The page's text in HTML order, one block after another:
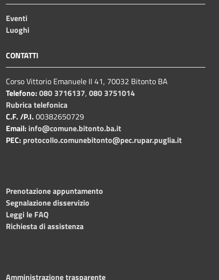
Eventi
Luoghi
CONTATTI
Corso Vittorio Emanuele II 41, 70032 Bitonto BA
Telefono:080 3716137, 080 3751014
Rubrica telefonica
C.F. /P.I.00382650729
Email: info@comune.bitonto.ba.it
PEC: protocollo.comunebitonto@pec.rupar.puglia.it
Prenotazione appuntamento
Segnalazione disservizio
Leggi le FAQ
Richiesta di assistenza
Amministrazione trasparente